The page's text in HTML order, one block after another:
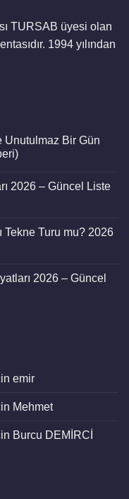
TURSAB üyesi olan
1994 yılından
Unutulmaz Bir Gün
2026 – Güncel Liste
Tekne Turu mu? 2026
2026 – Güncel
emir
Mehmet
Burcu DEMİRCİ